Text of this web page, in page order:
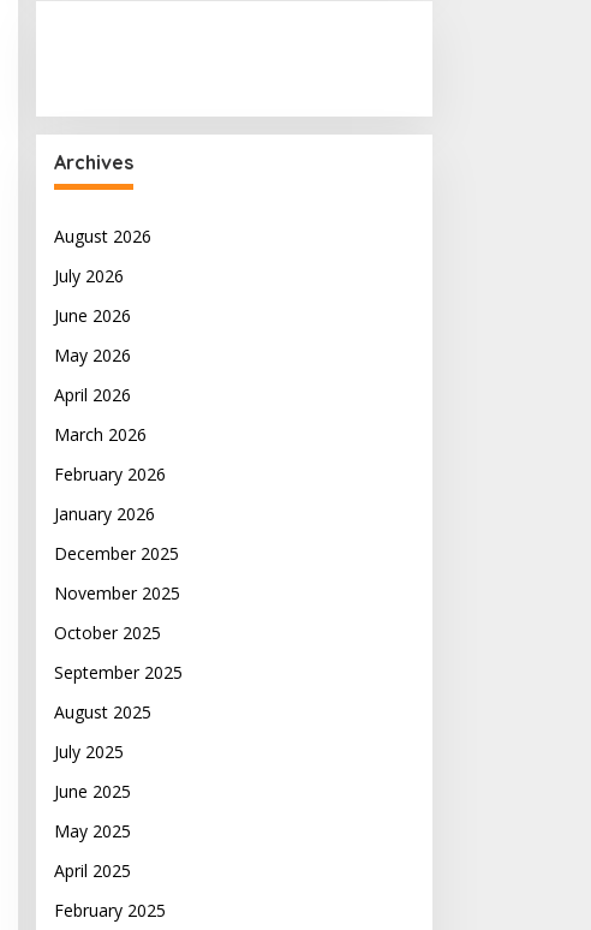
Archives
August 2026
July 2026
June 2026
May 2026
April 2026
March 2026
February 2026
January 2026
December 2025
November 2025
October 2025
September 2025
August 2025
July 2025
June 2025
May 2025
April 2025
February 2025